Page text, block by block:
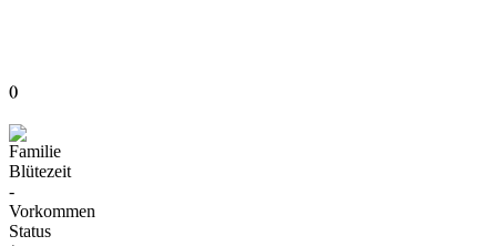
()
Familie
Blütezeit
-
Vorkommen
Status